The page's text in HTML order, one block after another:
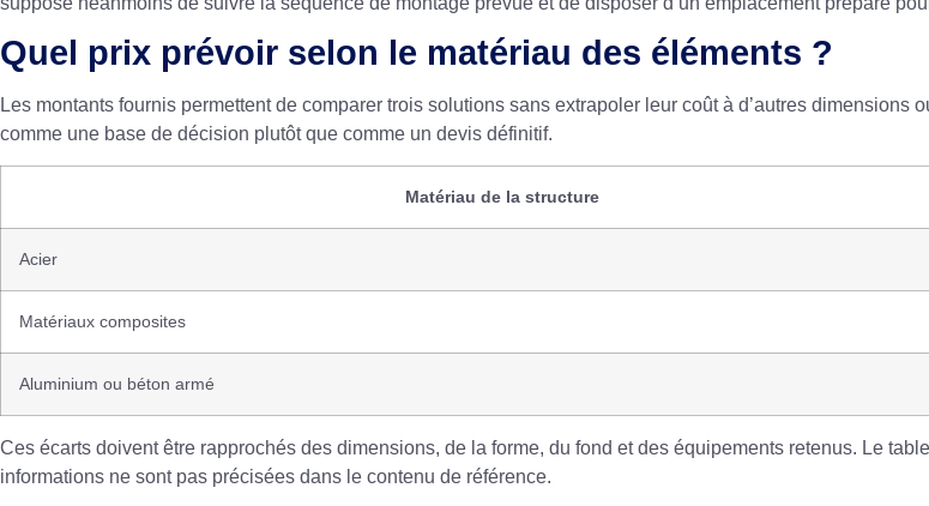
Quel prix prévoir selon le matériau des éléments ?
Les montants fournis permettent de comparer trois solutions sans extrapoler leur coût à d’autres
comme une base de décision plutôt que comme un devis définitif.
Matériau de la structure
Acier
Matériaux composites
Aluminium ou béton armé
Ces écarts doivent être rapprochés des dimensions, de la forme, du fond et des équipements retenus. Le
informations ne sont pas précisées dans le contenu de référence.